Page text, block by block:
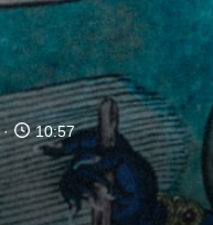
10:57